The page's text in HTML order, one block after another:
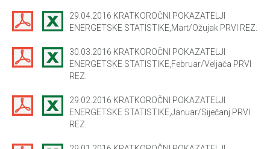
29.04.2016 KRATKOROČNI POKAZATELJI
ENERGETSKE STATISTIKE,Mart/Ožujak PRVI REZ.
30.03.2016 KRATKOROČNI POKAZATELJI
ENERGETSKE STATISTIKE,Februar/Veljača PRVI
REZ.
29.02.2016 KRATKOROČNI POKAZATELJI
ENERGETSKE STATISTIKE,Januar/Siječanj PRVI
REZ.